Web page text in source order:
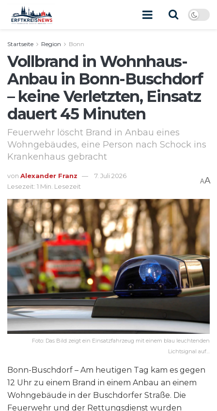
Startseite Region Bonn
Vollbrand in Wohnhaus-
Anbau in Bonn-Buschdorf
– keine Verletzten, Einsatz
dauert 45 Minuten
Feuerwehr löscht Brand in Anbau eines
Wohngebäudes, eine Person nach Schock ins
Krankenhaus gebracht
von Alexander Franz
7. Juli 2026
Lesezeit: 1 Min. Lesezeit
AA
Foto: Das Bild zeigt ein Einsatzfahrzeug mit einem blau leuchtenden
Lichtsignal auf…
Bonn-Buschdorf – Am heutigen Tag kam es gegen
12 Uhr zu einem Brand in einem Anbau an einem
Wohngebäude in der Buschdorfer Straße. Die
Feuerwehr und der Rettungsdienst wurden